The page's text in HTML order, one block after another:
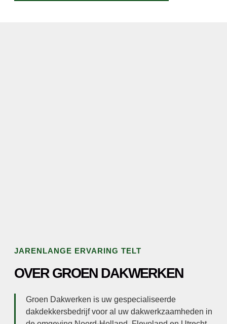
JARENLANGE ERVARING TELT
OVER GROEN DAKWERKEN
Groen Dakwerken is uw gespecialiseerde
dakdekkersbedrijf voor al uw dakwerkzaamheden in